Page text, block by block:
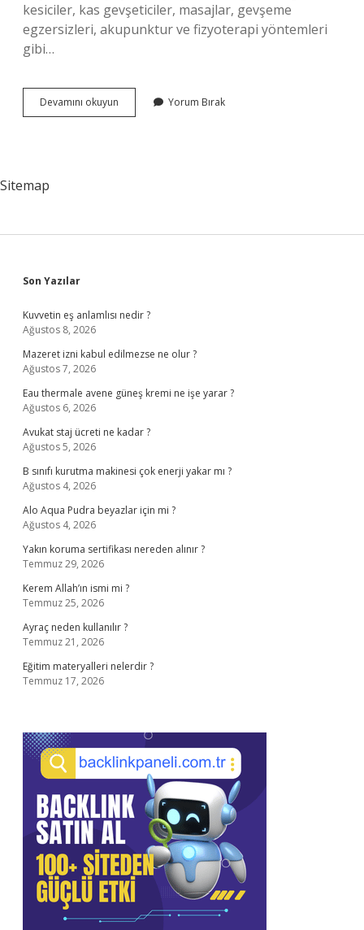
kesiciler, kas gevşeticiler, masajlar, gevşeme
egzersizleri, akupunktur ve fizyoterapi yöntemleri
gibi…
Devamını okuyun Enseden
Gelen
Yorum Bırak
Sitemap
Sidebar
Son Yazılar
Kuvvetin eş anlamlısı nedir ?
Ağustos 8, 2026
Mazeret izni kabul edilmezse ne olur ?
Ağustos 7, 2026
Eau thermale avene güneş kremi ne işe yarar ?
Ağustos 6, 2026
Avukat staj ücreti ne kadar ?
Ağustos 5, 2026
B sınıfı kurutma makinesi çok enerji yakar mı ?
Ağustos 4, 2026
Alo Aqua Pudra beyazlar için mi ?
Ağustos 4, 2026
Yakın koruma sertifikası nereden alınır ?
Temmuz 29, 2026
Kerem Allah’ın ismi mi ?
Temmuz 25, 2026
Ayraç neden kullanılır ?
Temmuz 21, 2026
Eğitim materyalleri nelerdir ?
Temmuz 17, 2026